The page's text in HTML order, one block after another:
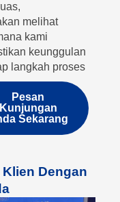
melihat
kami
keunggulan
langkah proses
Pesan
Kunjungan
Sekarang
Dengan